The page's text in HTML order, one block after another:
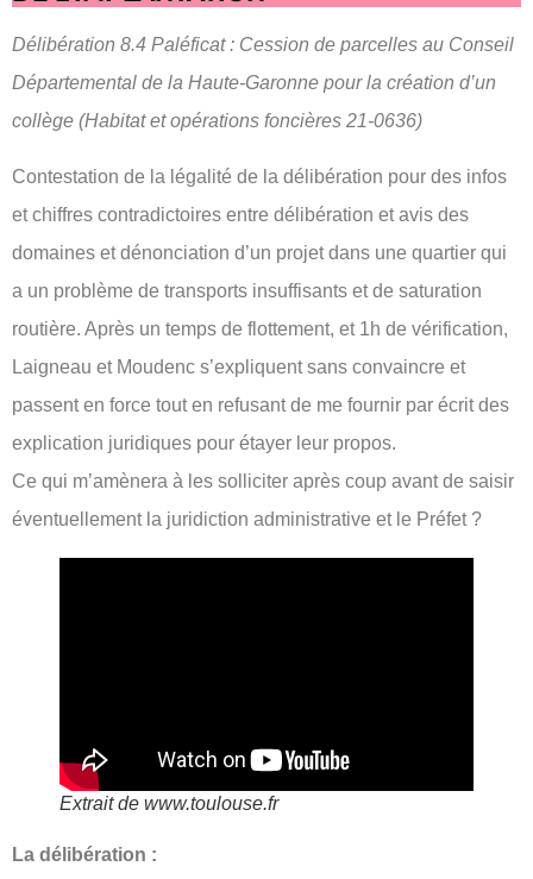
Délibération 8.4 Paléficat : Cession de parcelles au Conseil
Départemental de la Haute-Garonne pour la création d’un
collège (Habitat et opérations foncières 21-0636)
Contestation de la légalité de la délibération pour des infos
et chiffres contradictoires entre délibération et avis des
domaines et dénonciation d’un projet dans une quartier qui
a un problème de transports insuffisants et de saturation
routière. Après un temps de flottement, et 1h de vérification,
Laigneau et Moudenc s’expliquent sans convaincre et
passent en force tout en refusant de me fournir par écrit des
explication juridiques pour étayer leur propos.
Ce qui m’amènera à les solliciter après coup avant de saisir
éventuellement la juridiction administrative et le Préfet ?
Extrait de www.toulouse.fr
La délibération :